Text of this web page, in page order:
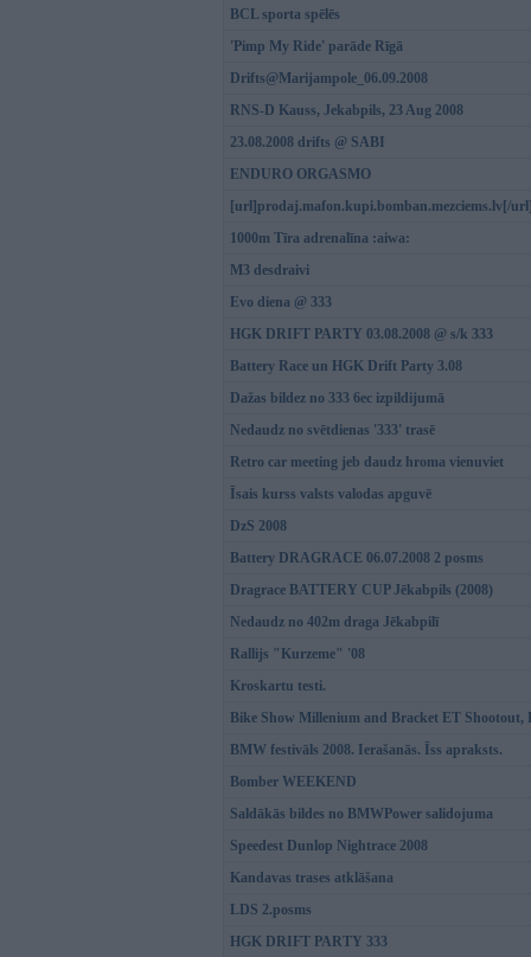
BCL sporta spēlēs
'Pimp My Ride' parāde Rīgā
Drifts@Marijampole_06.09.2008
RNS-D Kauss, Jekabpils, 23 Aug 2008
23.08.2008 drifts @ SABI
ENDURO ORGASMO
[url]prodaj.mafon.kupi.bomban.mezciems.lv[/
1000m Tīra adrenalīna :aiwa:
M3 desdraivi
Evo diena @ 333
HGK DRIFT PARTY 03.08.2008 @ s/k 333
Battery Race un HGK Drift Party 3.08
Dažas bildez no 333 6ec izpildijumā
Nedaudz no svētdienas '333' trasē
Retro car meeting jeb daudz hroma vienuviet
Īsais kurss valsts valodas apguvē
DzS 2008
Battery DRAGRACE 06.07.2008 2 posms
Dragrace BATTERY CUP Jēkabpils (2008)
Nedaudz no 402m draga Jēkabpilī
Rallijs "Kurzeme" '08
Kroskartu testi.
Bike Show Millenium and Bracket ET Shootout,
BMW festivāls 2008. Ierašanās. Īss apraksts.
Bomber WEEKEND
Saldākās bildes no BMWPower salidojuma
Speedest Dunlop Nightrace 2008
Kandavas trases atklāšana
LDS 2.posms
HGK DRIFT PARTY 333